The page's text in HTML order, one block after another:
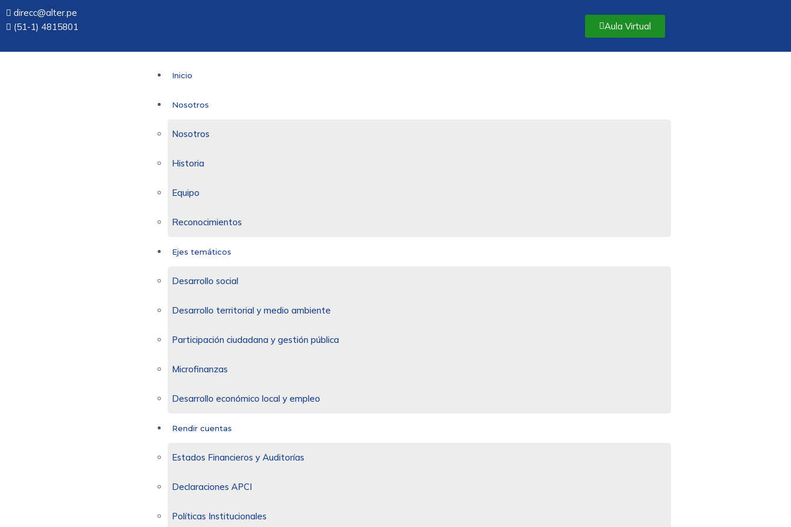
direcc@alter.pe
(51-1) 4815801
Aula Virtual
Inicio
Nosotros
Nosotros
Historia
Equipo
Reconocimientos
Ejes temáticos
Desarrollo social
Desarrollo territorial y medio ambiente
Participación ciudadana y gestión pública
Microfinanzas
Desarrollo económico local y empleo
Rendir cuentas
Estados Financieros y Auditorías
Declaraciones APCI
Políticas Institucionales